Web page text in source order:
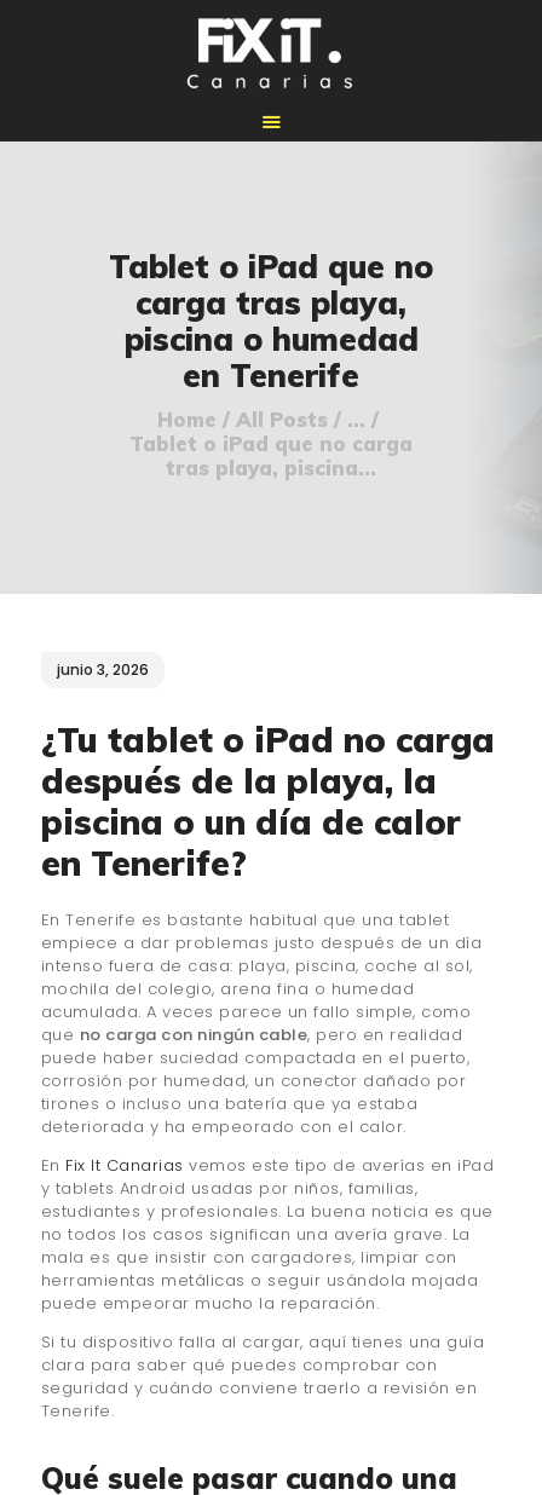
Tablet o iPad que no
carga tras playa,
piscina o humedad
en Tenerife
Home All Posts
...
Tablet o iPad que no carga
tras playa, piscina...
🔧 REPARACIONES
🛠️ SERVICIOS
ADICIONALES
👉 SOLICITAR
PRESUPUESTO
📞 CONTACTOS
junio 3, 2026
¿Tu tablet o iPad no carga
después de la playa, la
piscina o un día de calor
en Tenerife?
En Tenerife es bastante habitual que una tablet
empiece a dar problemas justo después de un día
intenso fuera de casa: playa, piscina, coche al sol,
mochila del colegio, arena fina o humedad
acumulada. A veces parece un fallo simple, como
que no carga con ningún cable, pero en realidad
puede haber suciedad compactada en el puerto,
corrosión por humedad, un conector dañado por
tirones o incluso una batería que ya estaba
deteriorada y ha empeorado con el calor.
En Fix It Canarias vemos este tipo de averías en iPad
y tablets Android usadas por niños, familias,
estudiantes y profesionales. La buena noticia es que
no todos los casos significan una avería grave. La
mala es que insistir con cargadores, limpiar con
herramientas metálicas o seguir usándola mojada
puede empeorar mucho la reparación.
Si tu dispositivo falla al cargar, aquí tienes una guía
clara para saber qué puedes comprobar con
seguridad y cuándo conviene traerlo a revisión en
Tenerife.
Qué suele pasar cuando una